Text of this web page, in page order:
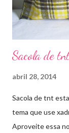
Sacola de
abril 28, 2014
Sacola de tnt
tema que use
Aproveite essa